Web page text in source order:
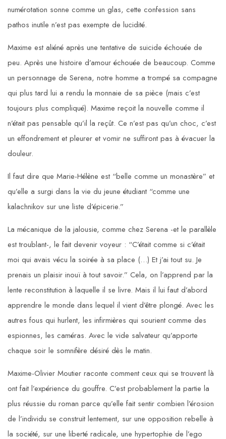
numérotation sonne comme un glas, cette confession sans
pathos inutile n’est pas exempte de lucidité.
Maxime est aliéné après une tentative de suicide échouée de
peu. Après une histoire d’amour échouée de beaucoup. Comme
un personnage de Serena, notre homme a trompé sa compagne
qui plus tard lui a rendu la monnaie de sa pièce (mais c’est
toujours plus compliqué). Maxime reçoit la nouvelle comme il
n’était pas pensable qu’il la reçût. Ce n’est pas qu’un choc, c’est
un effondrement et pleurer et vomir ne suffiront pas à évacuer la
douleur.
Il faut dire que Marie-Hélène est “belle comme un monastère” et
qu’elle a surgi dans la vie du jeune étudiant “comme une
kalachnikov sur une liste d’épicerie.”
La mécanique de la jalousie, comme chez Serena -et le parallèle
est troublant-, le fait devenir voyeur : “C’était comme si c’était
moi qui avais vécu la soirée à sa place (…) Et j’ai tout su. Je
prenais un plaisir inouï à tout savoir.” Cela, on l’apprend par la
lente reconstitution à laquelle il se livre. Mais il lui faut d’abord
apprendre le monde dans lequel il vient d’être plongé. Avec les
autres fous qui hurlent, les infirmières qui sourient comme des
espionnes, les caméras. Avec le vide salvateur qu’apporte
chaque soir le somnifère désiré dès le matin.
Maxime-Olivier Moutier raconte comment ceux qui se trouvent là
ont fait l’expérience du gouffre. C’est probablement la partie la
plus réussie du roman parce qu’elle fait sentir combien l’érosion
de l’individu se construit lentement, sur une opposition rebelle à
la société, sur une liberté radicale, une hypertophie de l’ego